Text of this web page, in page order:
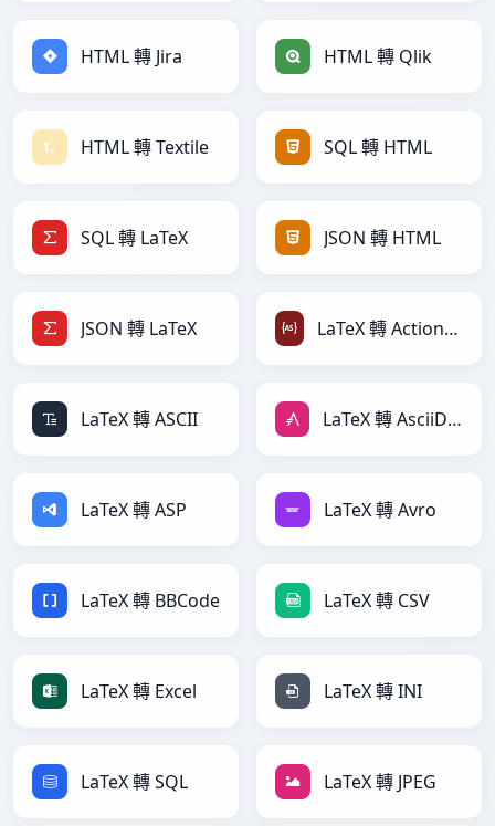
HTML 轉 Jira HTML 轉 Qlik
HTML 轉 Textile SQL 轉 HTML
SQL 轉 LaTeX JSON 轉 HTML
JSON 轉 LaTeX LaTeX 轉 ActionScript
LaTeX 轉 ASCII LaTeX 轉 AsciiDoc
LaTeX 轉 ASP LaTeX 轉 Avro
LaTeX 轉 BBCode LaTeX 轉 CSV
LaTeX 轉 Excel LaTeX 轉 INI
LaTeX 轉 SQL LaTeX 轉 JPEG